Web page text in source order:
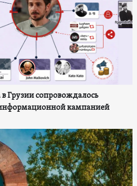
Грузии сопровождалось
кампанией